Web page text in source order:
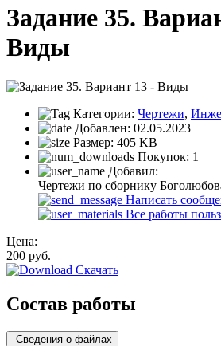
Задание 35.
Виды
Категории: Чертежи,
Добавлен: 02.05.2023
Размер: 405 KB
Покупок: 1
Добавил:
Чертежи по сборнику
Написать
Все работы
Цена:
200 руб.
Скачать
Состав работы
Сведения о файлах